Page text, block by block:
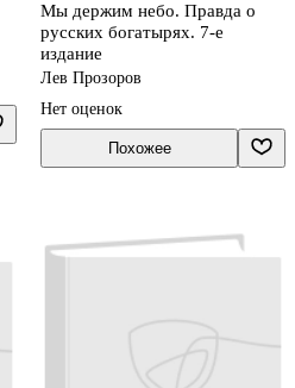
Мы держим небо. Правда о
русских богатырях. 7-е
издание
Лев Прозоров
Нет оценок
Похожее